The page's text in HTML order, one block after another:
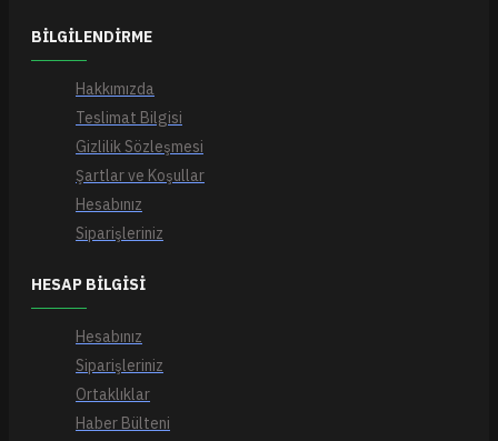
BILGILENDIRME
Hakkımızda
Teslimat Bilgisi
Gizlilik Sözleşmesi
Şartlar ve Koşullar
Hesabınız
Siparişleriniz
HESAP BILGISI
Hesabınız
Siparişleriniz
Ortaklıklar
Haber Bülteni